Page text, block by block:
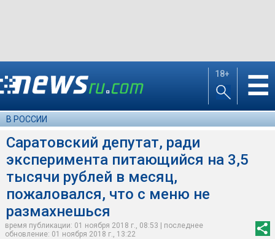
18+ ☰
В РОССИИ
Саратовский депутат, ради
эксперимента питающийся на 3,5
тысячи рублей в месяц,
пожаловался, что с меню не
размахнешься
время публикации: 01 ноября 2018 г., 08:53 | последнее
обновление: 01 ноября 2018 г., 13:22